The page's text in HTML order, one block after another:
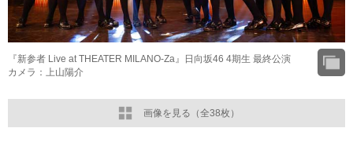
画像を見る（全38枚）
『新参者 Live at THEATER MILANO-Za』日向坂46 4期生 最終公演
カメラ：上山陽介